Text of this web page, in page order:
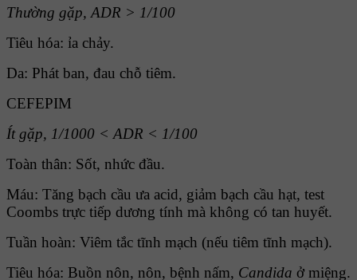
Thường gặp, ADR > 1/100
Tiêu hóa: ỉa chảy.
Da: Phát ban, đau chỗ tiêm.
CEFEPIM
Ít gặp, 1/1000 < ADR < 1/100
Toàn thân: Sốt, nhức đầu.
Máu: Tăng bạch cầu ưa acid, giảm bạch cầu hạt, test
Coombs trực tiếp dương tính mà không có tan huyết.
Tuần hoàn: Viêm tắc tĩnh mạch (nếu tiêm tĩnh mạch).
Tiêu hóa: Buồn nôn, nôn, bệnh nấm, Candida ở miệng.